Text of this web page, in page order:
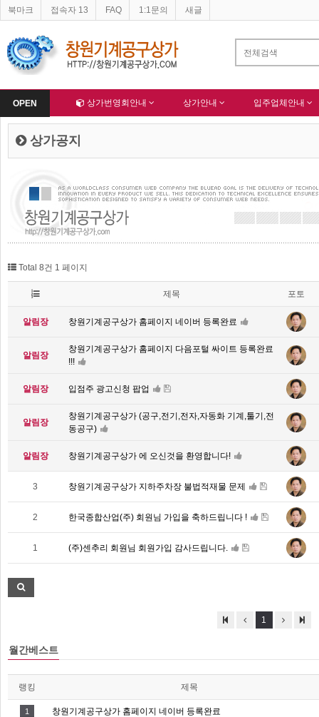
OPEN
북마크 접속자 13 FAQ 1:1문의 새글
이버 등록완료 - 알림 한국종합산업(주) 회원님 가입을 축하드립니다 !
Home 상가번영회안내 상가안내 입주업체안내
상가공지
Total 8건 1 페이지
제목 포토
알림장 창원기계공구상가 홈페이지 네이버 등록완료
알림장
창원기계공구상가 홈페이지 다음포털 싸이트 등록완료
!!!
알림장 입점주 광고신청 팝업
알림장
창원기계공구상가 (공구,전기,전자,자동화 기계,툴기,전
동공구)
알림장 창원기계공구상가 에 오신것을 환영합니다!
3 창원기계공구상가 지하주차장 불법적재물 문제
2 한국종합산업(주) 회원님 가입을 축하드립니다 !
1 (주)센추리 회원님 회원가입 감사드립니다.
1
월간베스트
랭킹 제목
1 창원기계공구상가 홈페이지 네이버 등록완료